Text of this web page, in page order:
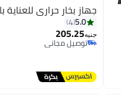
جهاز بخار حراري للعناية
5.0
4
جنيه205.25
توصيل مجاني
توصيل مجاني